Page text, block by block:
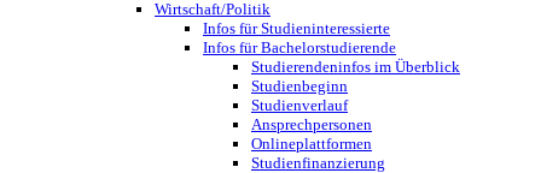
Wirtschaft/Politik
Infos für Studieninteressierte
Infos für Bachelorstudierende
Studierendeninfos im Überblick
Studienbeginn
Studienverlauf
Ansprechpersonen
Onlineplattformen
Studienfinanzierung